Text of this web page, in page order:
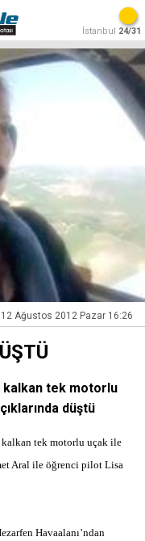
İstanbul 24/31
12 Ağustos 2012 Pazar 16:26
kalkan tek motorlu
düştü
kalkan tek motorlu uçak ile
Aral ile öğrenci pilot Lisa
Havaalanı’ndan